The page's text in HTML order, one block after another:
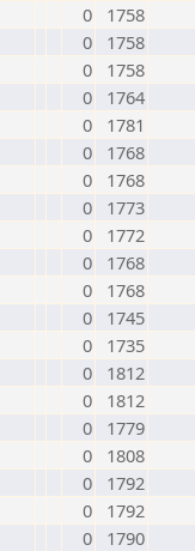
0
1758
0
1758
0
1758
0
1764
0
1781
0
1768
0
1768
0
1773
0
1772
0
1768
0
1768
0
1745
0
1735
0
1812
0
1812
0
1779
0
1808
0
1792
0
1792
0
1790